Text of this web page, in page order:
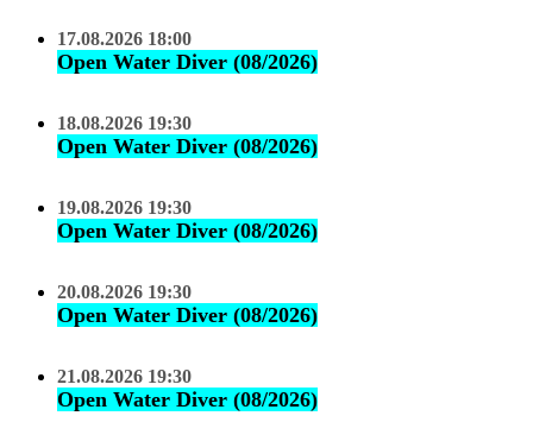
17.08.2026 18:00
Open Water Diver (08/2026)
18.08.2026 19:30
Open Water Diver (08/2026)
19.08.2026 19:30
Open Water Diver (08/2026)
20.08.2026 19:30
Open Water Diver (08/2026)
21.08.2026 19:30
Open Water Diver (08/2026)